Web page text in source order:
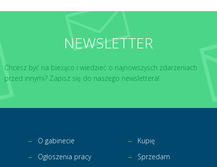
NEWSLETTER
Chcesz być na bieżąco i wiedzieć o najnowszysch zdarzeniach
przed innymi? Zapisz się do naszego newslettera!
O gabinecie
Ogłoszenia pracy
Kupię
Sprzedam